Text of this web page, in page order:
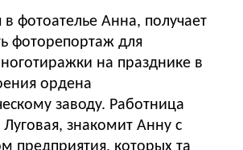
фотоателье Анна, получает
фоторепортаж для
на празднике в
ордена
заводу. Работница
знакомит Анну с
предприятия, которых та